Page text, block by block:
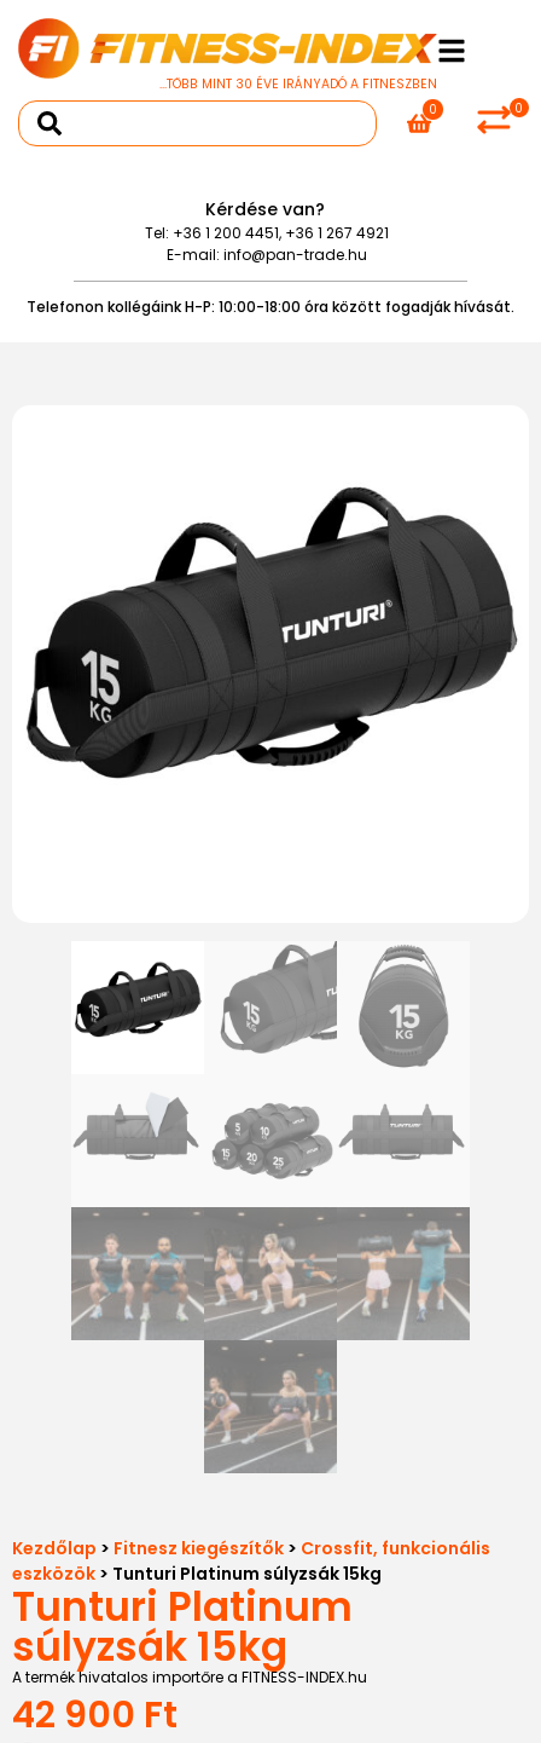
...TÖBB MINT 30 ÉVE IRÁNYADÓ A FITNESZBEN
0
0
Kérdése van?
Tel: +36 1 200 4451, +36 1 267 4921
E-mail: info@pan-trade.hu
Telefonon kollégáink H-P: 10:00-18:00 óra között fogadják hívását.
Kezdőlap > Fitnesz kiegészítők > Crossfit, funkcionális
eszközök > Tunturi Platinum súlyzsák 15kg
Tunturi Platinum
súlyzsák 15kg
A termék hivatalos importőre a FITNESS-INDEX.hu
42 900 Ft